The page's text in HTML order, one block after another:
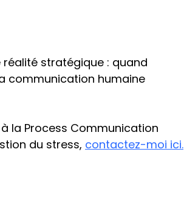
réalité stratégique : quand
communication humaine
la Process Communication
du stress, contactez-moi ici.